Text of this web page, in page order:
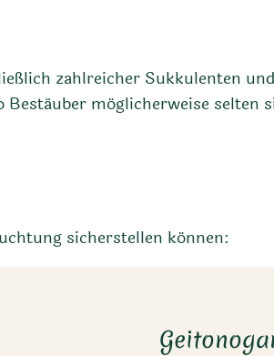
zahlreicher Sukkulenten
möglicherweise
sicherstellen können: